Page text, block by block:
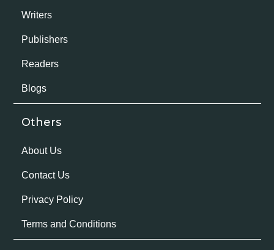
Writers
Publishers
Readers
Blogs
Others
About Us
Contact Us
Privacy Policy
Terms and Conditions